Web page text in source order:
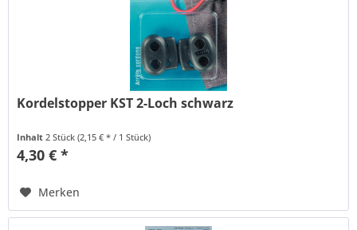
Kordelstopper KST 2-Loch schwarz
Inhalt 2 Stück(2,15 € * / 1 Stück)
4,30 € *
Merken